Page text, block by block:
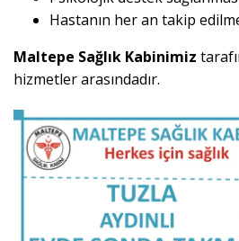
Hastanın her an takip
Maltepe Sağlık Kabinimiz
hizmetler arasındadır.